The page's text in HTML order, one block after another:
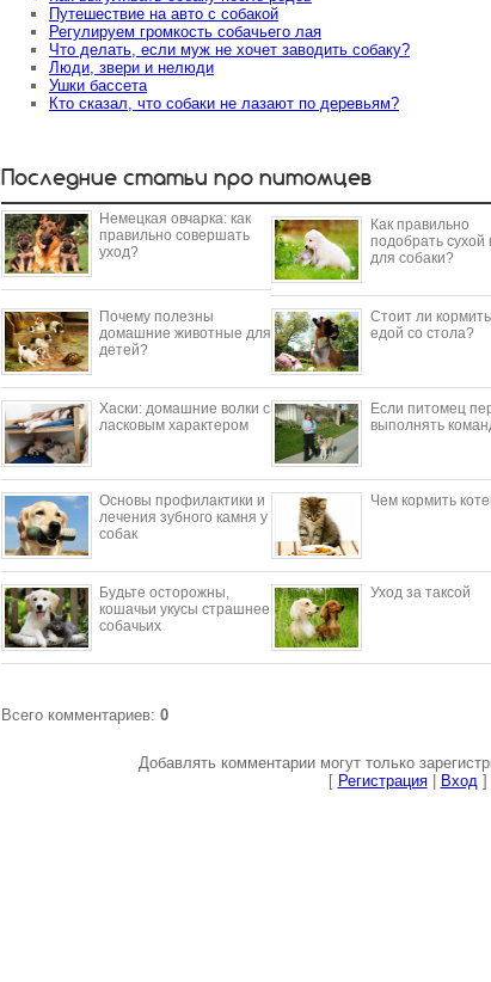
Путешествие на авто с собакой
Регулируем громкость собачьего лая
Что делать, если муж не хочет заводить собаку?
Люди, звери и нелюди
Ушки бассета
Кто сказал, что собаки не лазают по деревьям?
Последние статьи про питомцев
Немецкая овчарка: как
правильно совершать
уход?
Как правильно
подобрать сухой
для собаки?
Почему полезны
домашние животные для
детей?
Стоит ли
едой со стола?
​Хаски: домашние волки с
ласковым характером
Если питомец
выполнять
Основы профилактики и
лечения зубного камня у
собак
Чем кормить
Будьте осторожны,
кошачьи укусы страшнее
собачьих
Уход за таксой
Всего комментариев: 0
Добавлять комментарии могут только
[ Регистрация| Вход ]